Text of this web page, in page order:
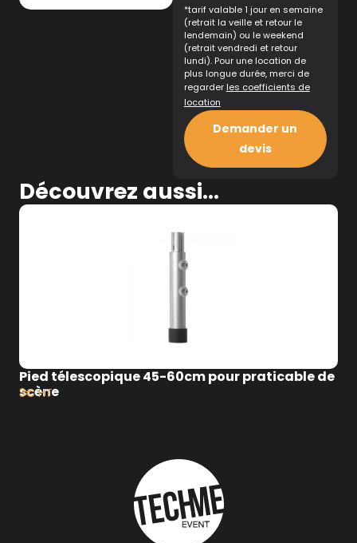
*tarif valable 1 jour en semaine
(retrait la veille et retour le
lendemain) ou le weekend
(retrait vendredi et retour
lundi). Pour une location de
plus longue durée, merci de
regarder les coefficients de
location
Demander un
devis
Découvrez aussi...
Pied télescopique 45-60cm pour praticable de
scène
3€ HT